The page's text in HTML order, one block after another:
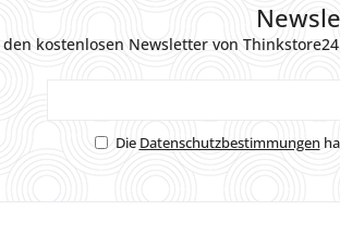
kostenlosen Newsletter von
Die Datenschutzbestimmungen